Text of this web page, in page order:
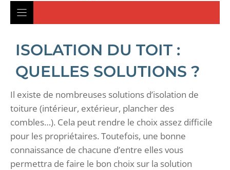
ISOLATION DU TOIT :
QUELLES SOLUTIONS ?
Il existe de nombreuses solutions d’isolation de
toiture (intérieur, extérieur, plancher des
combles…). Cela peut rendre le choix assez difficile
pour les propriétaires. Toutefois, une bonne
connaissance de chacune d’entre elles vous
permettra de faire le bon choix sur la solution